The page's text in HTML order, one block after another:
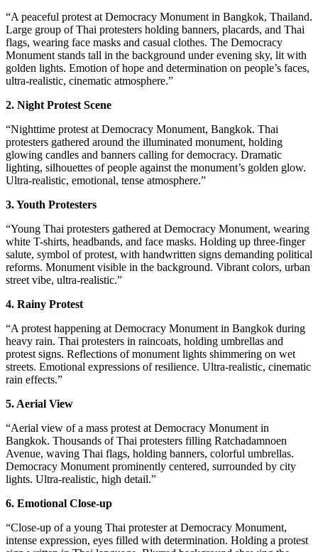
“A peaceful protest at Democracy Monument in Bangkok, Thailand.
Large group of Thai protesters holding banners, placards, and Thai
flags, wearing face masks and casual clothes. The Democracy
Monument stands tall in the background under evening sky, lit with
golden lights. Emotion of hope and determination on people’s faces,
ultra-realistic, cinematic atmosphere.”
2. Night Protest Scene
“Nighttime protest at Democracy Monument, Bangkok. Thai
protesters gathered around the illuminated monument, holding
glowing candles and banners calling for democracy. Dramatic
lighting, silhouettes of people against the monument’s golden glow.
Ultra-realistic, emotional, tense atmosphere.”
3. Youth Protesters
“Young Thai protesters gathered at Democracy Monument, wearing
white T-shirts, headbands, and face masks. Holding up three-finger
salute, symbol of protest, with handwritten signs demanding political
reforms. Monument visible in the background. Vibrant colors, urban
street vibe, ultra-realistic.”
4. Rainy Protest
“A protest happening at Democracy Monument in Bangkok during
heavy rain. Thai protesters in raincoats, holding umbrellas and
protest signs. Reflections of monument lights shimmering on wet
streets. Emotional expressions of resilience. Ultra-realistic, cinematic
rain effects.”
5. Aerial View
“Aerial view of a mass protest at Democracy Monument in
Bangkok. Thousands of Thai protesters filling Ratchadamnoen
Avenue, waving Thai flags, holding banners, colorful umbrellas.
Democracy Monument prominently centered, surrounded by city
lights. Ultra-realistic, high detail.”
6. Emotional Close-up
“Close-up of a young Thai protester at Democracy Monument,
intense expression, eyes filled with determination. Holding a protest